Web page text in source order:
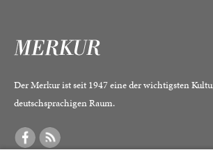
Der Merkur ist seit 1947 eine der wichtigsten
deutschsprachigen Raum.